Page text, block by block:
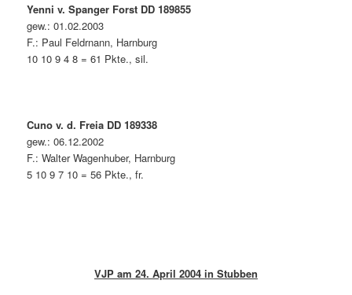
Yenni v. Spanger Forst DD 189855
gew.: 01.02.2003
F.: Paul Feldrnann, Harnburg
10 10 9 4 8 = 61 Pkte., sil.
Cuno v. d. Freia DD 189338
gew.: 06.12.2002
F.: Walter Wagenhuber, Harnburg
5 10 9 7 10 = 56 Pkte., fr.
VJP am 24. April 2004 in Stubben